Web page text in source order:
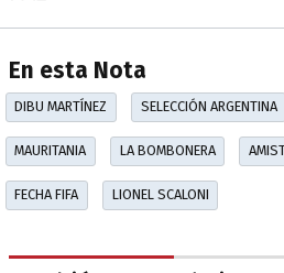
En esta Nota
DIBU MARTÍNEZ SELECCIÓN ARGENTINA
MAURITANIA LA BOMBONERA
FECHA FIFA LIONEL SCALONI